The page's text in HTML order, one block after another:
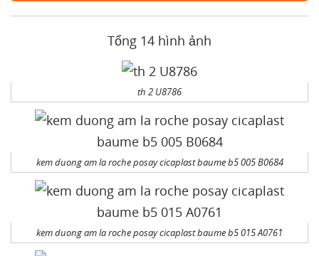
Tổng 14 hình ảnh
th 2 U8786
kem duong am la roche posay cicaplast baume b5 005 B0684
kem duong am la roche posay cicaplast baume b5 015 A0761